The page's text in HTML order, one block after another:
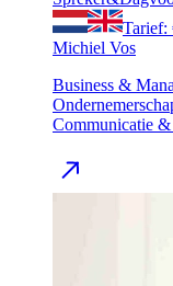
Tarief:
Michiel Vos
Business &
Communicatie